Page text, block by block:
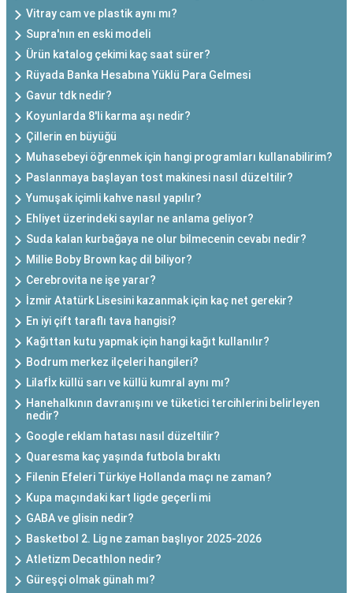
Vitray cam ve plastik aynı mı?
Supra'nın en eski modeli
Ürün katalog çekimi kaç saat sürer?
Rüyada Banka Hesabına Yüklü Para Gelmesi
Gavur tdk nedir?
Koyunlarda 8'li karma aşı nedir?
Çillerin en büyüğü
Muhasebeyi öğrenmek için hangi programları kullanabilirim?
Paslanmaya başlayan tost makinesi nasıl düzeltilir?
Yumuşak içimli kahve nasıl yapılır?
Ehliyet üzerindeki sayılar ne anlama geliyor?
Suda kalan kurbağaya ne olur bilmecenin cevabı nedir?
Millie Boby Brown kaç dil biliyor?
Cerebrovita ne işe yarar?
İzmir Atatürk Lisesini kazanmak için kaç net gerekir?
En iyi çift taraflı tava hangisi?
Kağıttan kutu yapmak için hangi kağıt kullanılır?
Bodrum merkez ilçeleri hangileri?
Lilafİx küllü sarı ve küllü kumral aynı mı?
Hanehalkının davranışını ve tüketici tercihlerini belirleyen
nedir?
Google reklam hatası nasıl düzeltilir?
Quaresma kaç yaşında futbola bıraktı
Filenin Efeleri Türkiye Hollanda maçı ne zaman?
Kupa maçındaki kart ligde geçerli mi
GABA ve glisin nedir?
Basketbol 2. Lig ne zaman başlıyor 2025-2026
Atletizm Decathlon nedir?
Güreşçi olmak günah mı?